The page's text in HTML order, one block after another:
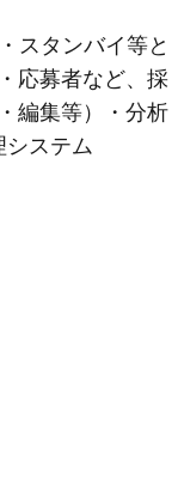
スタンバイ等と
応募者など、採
編集等）・分析
ステム